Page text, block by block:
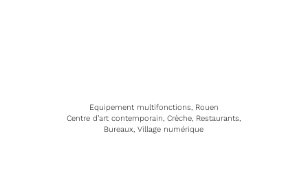
Equipement multifonctions, Rouen
Centre d’art contemporain, Crèche, Restaurants,
Bureaux, Village numérique